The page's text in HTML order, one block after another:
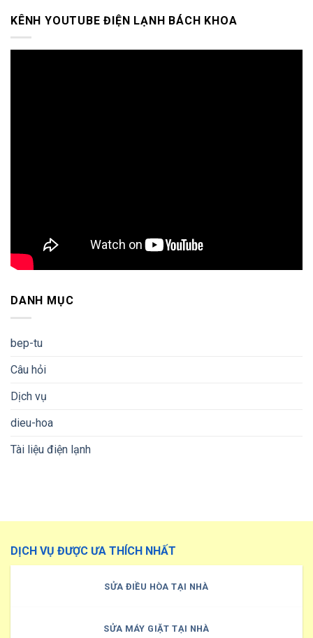
KÊNH YOUTUBE ĐIỆN LẠNH BÁCH KHOA
DANH MỤC
bep-tu
Câu hỏi
Dịch vụ
dieu-hoa
Tài liệu điện lạnh
DỊCH VỤ ĐƯỢC ƯA THÍCH NHẤT
SỬA ĐIỀU HÒA TẠI NHÀ
SỬA MÁY GIẶT TẠI NHÀ